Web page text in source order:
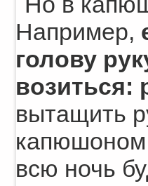
Например,
голову
возиться:
вытащить
капюшоном,
всю ночь